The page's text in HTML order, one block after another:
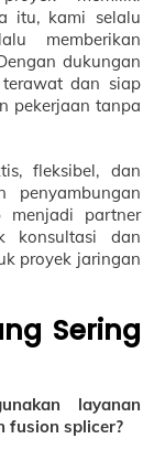
itu, kami selalu
memberikan
dukungan
dan siap
pekerjaan tanpa
fleksibel, dan
penyambungan
partner
konsultasi dan
proyek jaringan
Sering
layanan
fusion splicer?